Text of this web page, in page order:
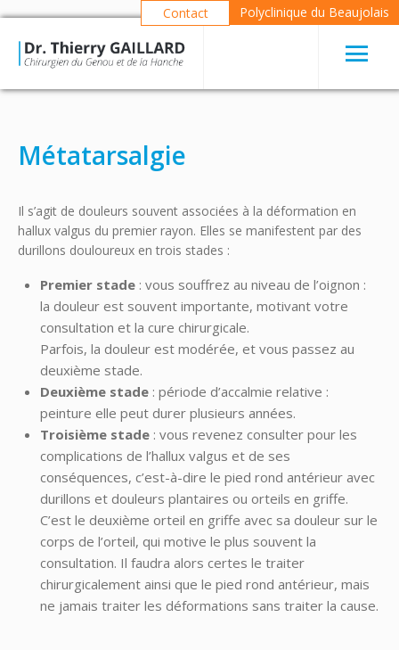
Polyclinique du Beaujolais
Contact
Métatarsalgie
Il s’agit de douleurs souvent associées à la déformation en
hallux valgus du premier rayon. Elles se manifestent par des
durillons douloureux en trois stades :
Premier stade : vous souffrez au niveau de l’oignon :
la douleur est souvent importante, motivant votre
consultation et la cure chirurgicale.
Parfois, la douleur est modérée, et vous passez au
deuxième stade.
Deuxième stade : période d’accalmie relative :
peinture elle peut durer plusieurs années.
Troisième stade : vous revenez consulter pour les
complications de l’hallux valgus et de ses
conséquences, c’est-à-dire le pied rond antérieur avec
durillons et douleurs plantaires ou orteils en griffe.
C’est le deuxième orteil en griffe avec sa douleur sur le
corps de l’orteil, qui motive le plus souvent la
consultation. Il faudra alors certes le traiter
chirurgicalement ainsi que le pied rond antérieur, mais
ne jamais traiter les déformations sans traiter la cause.